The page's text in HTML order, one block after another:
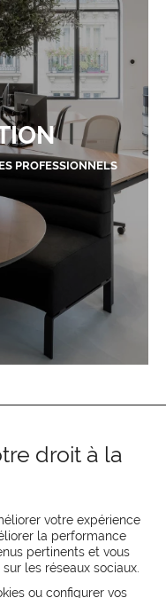
PROFESSIONNELS
droit à la
votre expérience
la performance
pertinents et vous
les réseaux sociaux.
ou configurer vos